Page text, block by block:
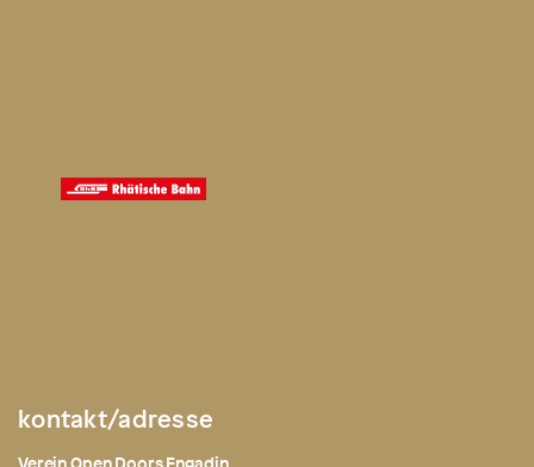
kontakt/adresse
Verein Open Doors Engadin